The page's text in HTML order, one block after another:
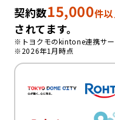
契約数15,000件以
されてます。
※トヨクモのkintone連携サー
※2026年1月時点